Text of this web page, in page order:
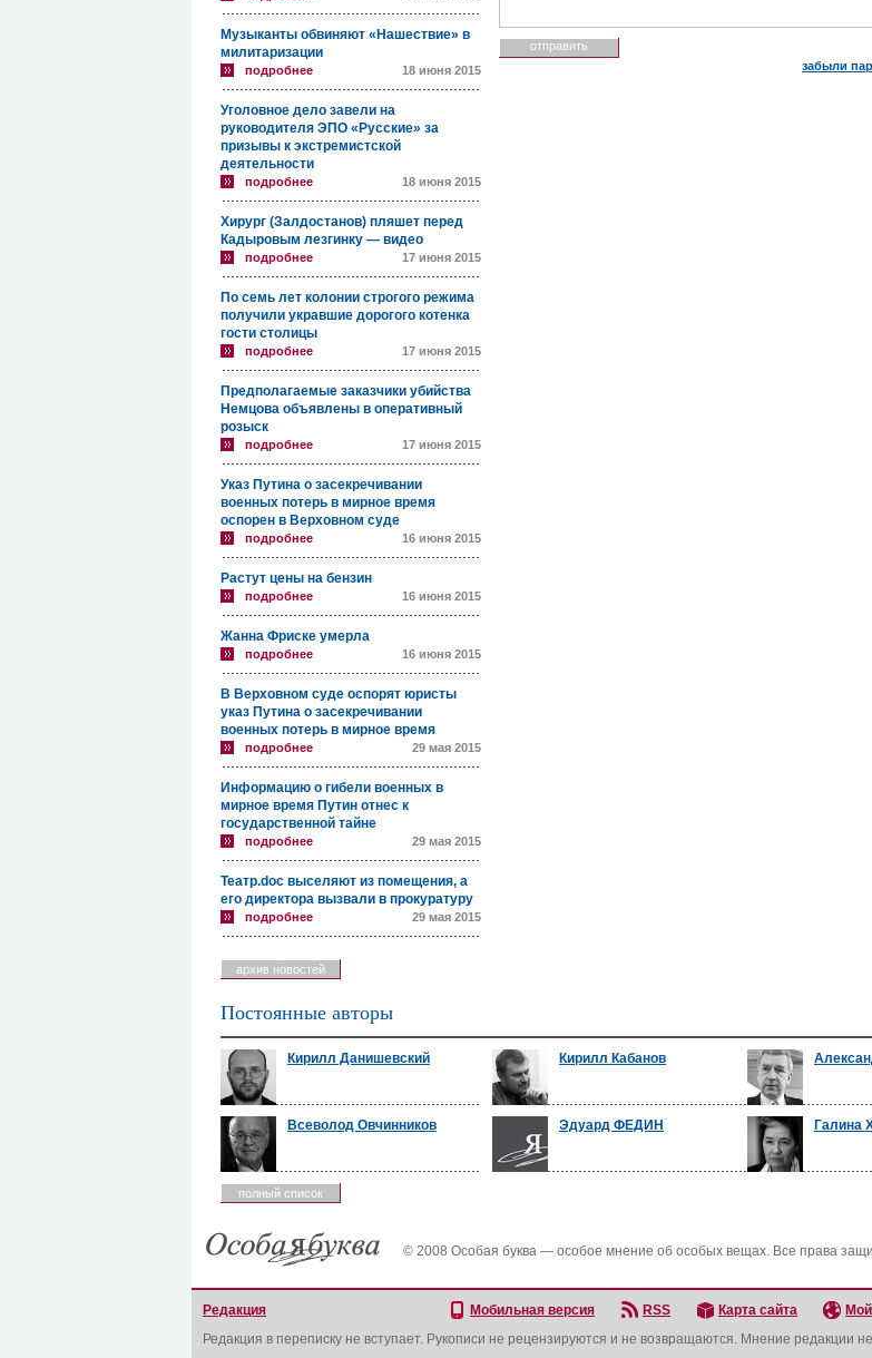
Музыканты обвиняют «Нашествие» в
милитаризации
подробнее 18 июня 2015
Уголовное дело завели на
руководителя ЭПО «Русские» за
призывы к экстремистской
деятельности
подробнее 18 июня 2015
Хирург (Залдостанов) пляшет перед
Кадыровым лезгинку — видео
подробнее 17 июня 2015
По семь лет колонии строгого режима
получили укравшие дорогого котенка
гости столицы
подробнее 17 июня 2015
Предполагаемые заказчики убийства
Немцова объявлены в оперативный
розыск
подробнее 17 июня 2015
Указ Путина о засекречивании
военных потерь в мирное время
оспорен в Верховном суде
подробнее 16 июня 2015
Растут цены на бензин
подробнее 16 июня 2015
Жанна Фриске умерла
подробнее 16 июня 2015
В Верховном суде оспорят юристы
указ Путина о засекречивании
военных потерь в мирное время
подробнее 29 мая 2015
Информацию о гибели военных в
мирное время Путин отнес к
государственной тайне
подробнее 29 мая 2015
Театр.doc выселяют из помещения, а
его директора вызвали в прокуратуру
подробнее 29 мая 2015
архив новостей
забыли
Постоянные авторы
Кирилл Данишевский Кирилл Кабанов
Всеволод Овчинников Эдуард ФЕДИН Галина
полный список
© 2008 Особая буква — особое мнение об особых вещах. Все права
Редакция Мобильная версия RSS Карта сайта
Редакция в переписку не вступает. Рукописи не рецензируются и не возвращаются. Мнение редакции